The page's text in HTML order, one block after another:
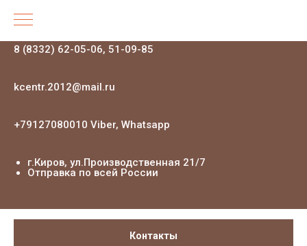
8 (8332) 62-05-06, 51-09-85
kcentr.2012@mail.ru
+79127080010 Viber, Whatsapp
г.Киров, ул.Производственная 21/7
Отправка по всей России
Контакты